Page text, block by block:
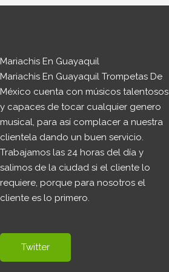
Mariachis En Guayaquil
Mariachis En Guayaquil Trompetas De
México cuenta con músicos talentosos
y capaces de tocar cualquier genero
musical, para así complacer a nuestra
clientela dando un buen servicio.
Trabajamos las 24 horas del día y
salimos de la ciudad si el cliente lo
requiere, porque para nosotros el
cliente es lo primero.
Twitter